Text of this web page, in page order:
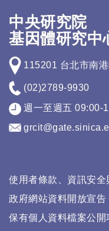
中央研究院
基因體研究中
115201 台北市南
(02)2789-9930
週一至週五 09:00-
使用者條款、資訊安全
政府網站資料開放宣告
保有個人資料檔案公開